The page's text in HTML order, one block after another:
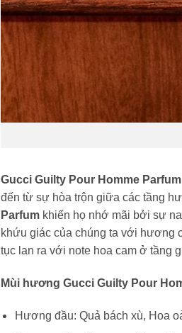
Gucci Guilty Pour Homme Parfum
đến từ sự hòa trộn giữa các tầng
Parfumkhiến họ nhớ mãi bởi sự
khứu giác của chúng ta với hương
tục lan ra với note hoa cam ở tầng
Mùi hương Gucci Guilty Pour
Hương đầu: Quả bách xù, Hoa